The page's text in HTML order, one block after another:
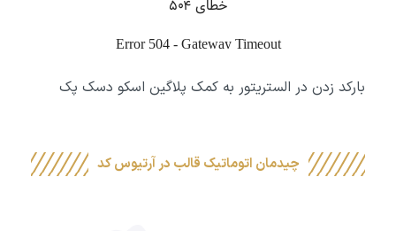
بارکد زدن در الستریتور به کمک پلاگین اسکو دسک پک
چیدمان اتوماتیک قالب در آرتیوس کد